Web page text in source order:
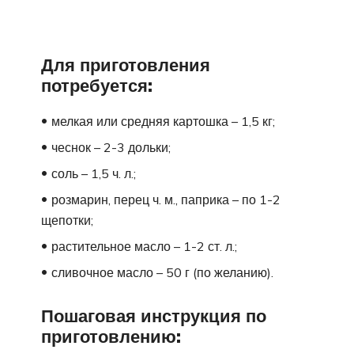
Для приготовления
потребуется:
мелкая или средняя картошка – 1,5 кг;
чеснок – 2-3 дольки;
соль – 1,5 ч. л.;
розмарин, перец ч. м., паприка – по 1-2
щепотки;
растительное масло – 1-2 ст. л.;
сливочное масло – 50 г (по желанию).
Пошаговая инструкция по
приготовлению: